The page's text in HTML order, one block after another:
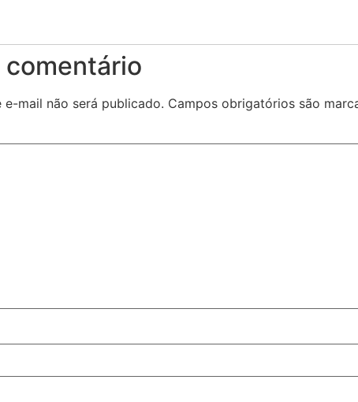
comentário
e-mail não será publicado. Campos obrigatórios são